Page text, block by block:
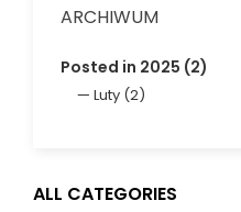
ARCHIWUM
Posted in 2025 (2)
Luty (2)
ALL CATEGORIES